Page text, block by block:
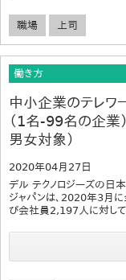
職場 上司
働き方
中小企業のテレワ
（1名-99名の企
男女対象）
2020年04月27日
デル テクノロジーズの日
ジャパンは、2020年3月
び会社員2,197人に対し